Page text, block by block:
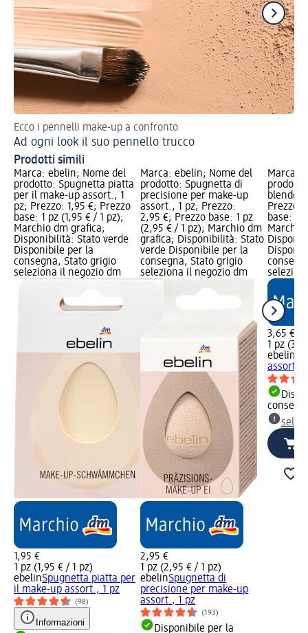
Ecco i pennelli make-up a confronto
Ad ogni look il suo pennello trucco
Prodotti simili
Marca: ebelin; Nome del
prodotto: Spugnetta piatta
per il make-up assort., 1
pz; Prezzo: 1,95 €; Prezzo
base: 1 pz (1,95 € / 1 pz);
Marchio dm grafica;
Disponibilità: Stato verde
Disponibile per la
consegna, Stato grigio
seleziona il negozio dm
1,95 €
1 pz (1,95 € / 1 pz)
ebelinSpugnetta piatta per
il make-up assort., 1 pz
(98)
Informazioni
Marca: ebelin; Nome del
prodotto: Spugnetta di
precisione per make-up
assort., 1 pz; Prezzo:
2,95 €; Prezzo base: 1 pz
(2,95 € / 1 pz); Marchio dm
grafica; Disponibilità: Stato
verde Disponibile per la
consegna, Stato grigio
seleziona il negozio dm
2,95 €
1 pz (2,95 € / 1 pz)
ebelinSpugnetta di
precisione per make-up
assort., 1 pz
(193)
Disponibile per la
Marca:
blender
Prezzo:
base: 1
Marchio
3,65 €
1 pz
ebelin
assort.,